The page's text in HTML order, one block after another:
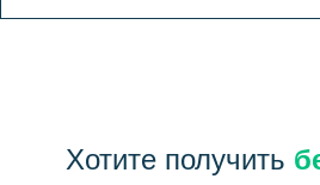
Хотите получить